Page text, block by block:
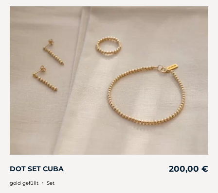
DOT SET CUBA 200,00 €
gold gefüllt ・ Set